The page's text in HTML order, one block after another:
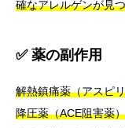
確なアレルゲンが見
✅ 薬の副作用
解熱鎮痛薬（アスピ
降圧薬（ACE阻害薬